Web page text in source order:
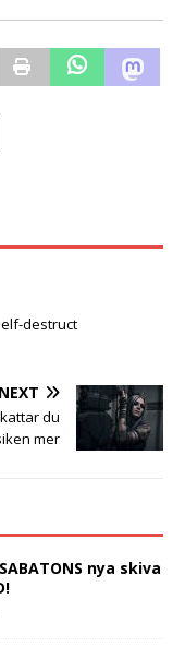
destruct
NEXT
du
mer
nya skiva